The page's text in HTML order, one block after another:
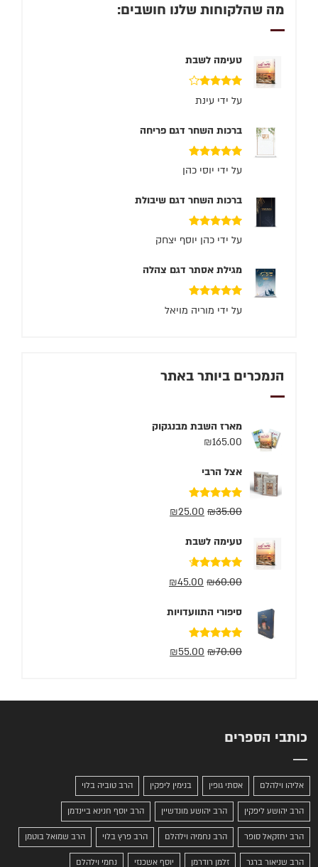
מה שהלקוחות שלנו חושבים:
טעימה לשבת
דורג
מתוך 5
על ידי עינת
ברכות השחר דגם פריחה
דורג5 מתוך 5
על ידי יוסי כהן
ברכות השחר דגם שיבולת
דורג5 מתוך 5
על ידי כהן יוסף יצחק
מגילת אסתר דגם צהלה
דורג5 מתוך 5
על ידי מוריה מויאל
הנמכרים ביותר באתר
מארז השבת מבנגקוק
₪165.00
אצל הרבי
דורג5.00
מתוך 5 ₪35.00
₪25.00
טעימה לשבת
דורג4.50
מתוך 5 ₪60.00
₪45.00
סיפורי התוועדויות
דורג5.00
מתוך 5 ₪70.00
₪55.00
כותבי הספרים
אליהו וילהלם אסתי גופין בנימין ליפקין הרב טוביה בלוי
הרב יהושע ליפקין הרב יהושע מונדשיין הרב יוסף חנינא ביינדמן
הרב יחזקאל סופר הרב נחמיה וילהלם הרב פרץ בלוי הרב שמואל בוטמן
הרב שניאור ברגר זלמן רודרמן יוסף אשכנזי נחמי וילהלם